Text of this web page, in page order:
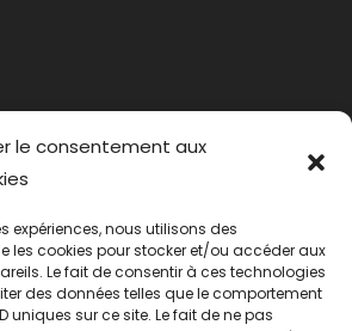
le consentement aux
expériences, nous utilisons des
les cookies pour stocker et/ou accéder aux
Le fait de consentir à ces technologies
des données telles que le comportement
uniques sur ce site. Le fait de ne pas